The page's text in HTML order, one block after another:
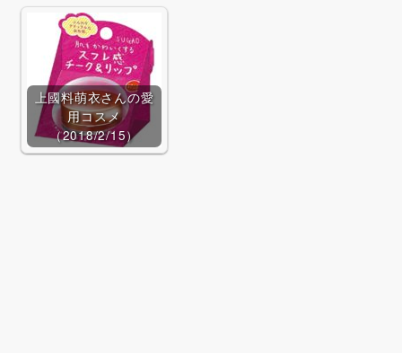
上國料萌衣さんの愛
用コスメ
（2018/2/15）